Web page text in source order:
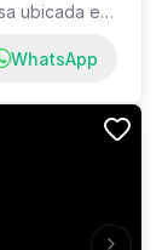
ubicada en
Quintana
segunda
distribución
118
completos
WhatsApp